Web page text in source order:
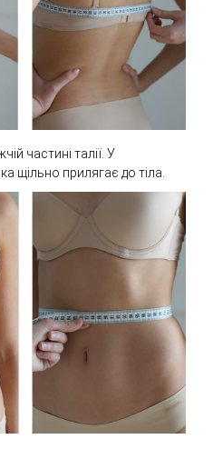
частині талії. У
щільно прилягає до тіла.